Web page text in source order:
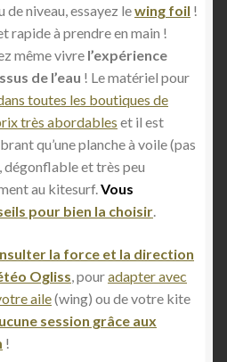
niveau, essayez lewing foil !
rapide à prendre en main !
même vivre l’expérience
de l’eau ! Le matériel pour
toutes les boutiques de
très abordables et il est
qu’une planche à voile (pas
dégonflable et très peu
au kitesurf.Vous
pour bien la choisir.
la force et la direction
Ogliss , pouradapter avec
aile(wing) ou de votre kite
session grâce aux
!